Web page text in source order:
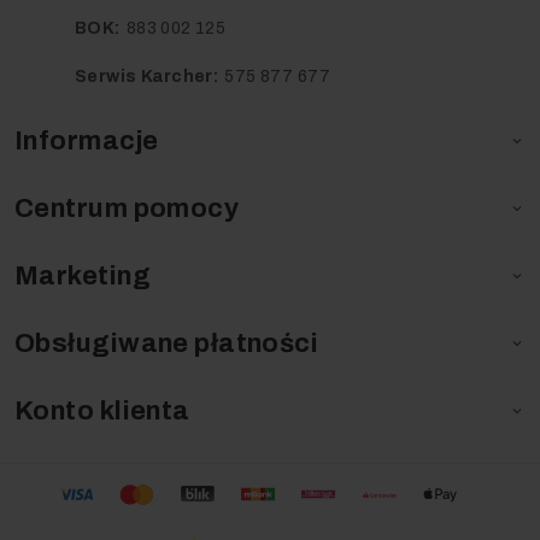
Informacje 
Centrum pomocy 
Marketing 
Obsługiwane płatności 
Konto klienta 
BOK: 883 002 125
Serwis Karcher: 575 877 677